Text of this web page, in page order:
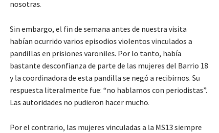
nosotras.
Sin embargo, el fin de semana antes de nuestra visita
habían ocurrido varios episodios violentos vinculados a
pandillas en prisiones varoniles. Por lo tanto, había
bastante desconfianza de parte de las mujeres del Barrio 18
y la coordinadora de esta pandilla se negó a recibirnos. Su
respuesta literalmente fue: “no hablamos con periodistas”.
Las autoridades no pudieron hacer mucho.
Por el contrario, las mujeres vinculadas a la MS13 siempre